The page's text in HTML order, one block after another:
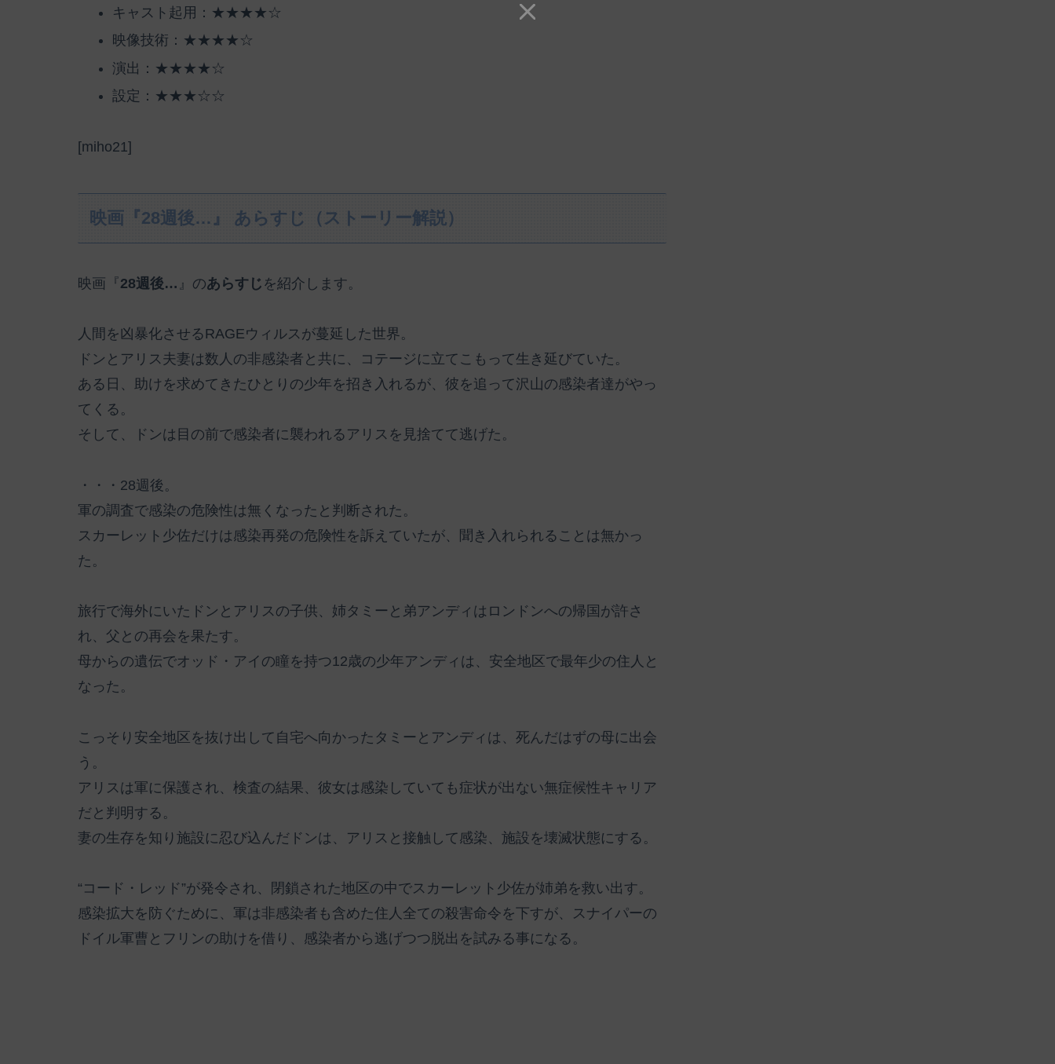
キャスト起用：★★★★☆
映像技術：★★★★☆
演出：★★★★☆
設定：★★★☆☆
[miho21]
映画『28週後…』 あらすじ（ストーリー解説）
映画『 28週後… 』のあらすじ を紹介します。
人間を凶暴化させるRAGEウィルスが蔓延した世界。
ドンとアリス夫妻は数人の非感染者と共に、コテージに立てこもって生き延びていた。
ある日、助けを求めてきたひとりの少年を招き入れるが、彼を追って沢山の感染者達がやっ
てくる。
そして、ドンは目の前で感染者に襲われるアリスを見捨てて逃げた。
・・・28週後。
軍の調査で感染の危険性は無くなったと判断された。
スカーレット少佐だけは感染再発の危険性を訴えていたが、聞き入れられることは無かっ
た。
旅行で海外にいたドンとアリスの子供、姉タミーと弟アンディはロンドンへの帰国が許さ
れ、父との再会を果たす。
母からの遺伝でオッド・アイの瞳を持つ12歳の少年アンディは、安全地区で最年少の住人と
なった。
こっそり安全地区を抜け出して自宅へ向かったタミーとアンディは、死んだはずの母に出会
う。
アリスは軍に保護され、検査の結果、彼女は感染していても症状が出ない無症候性キャリア
だと判明する。
妻の生存を知り施設に忍び込んだドンは、アリスと接触して感染、施設を壊滅状態にする。
“コード・レッド”が発令され、閉鎖された地区の中でスカーレット少佐が姉弟を救い出す。
感染拡大を防ぐために、軍は非感染者も含めた住人全ての殺害命令を下すが、スナイパーの
ドイル軍曹とフリンの助けを借り、感染者から逃げつつ脱出を試みる事になる。